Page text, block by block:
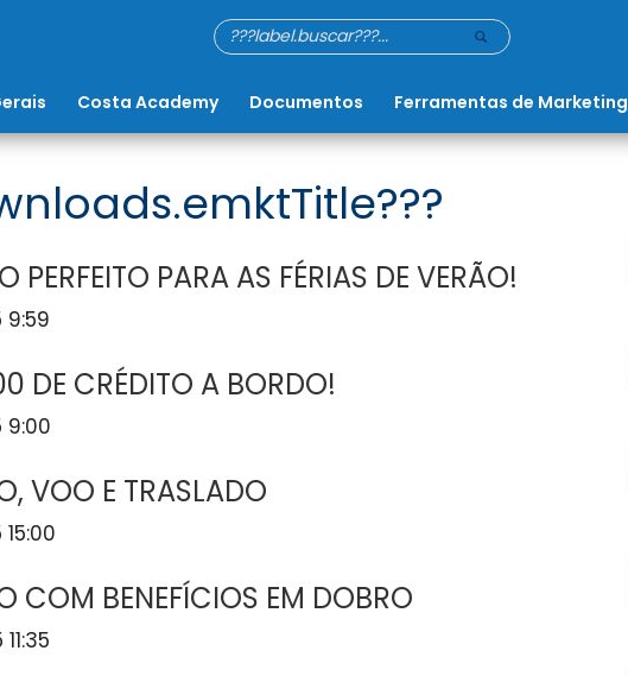
Costa Academy Documentos Ferramentas de Marketing
PERFEITO PARA AS FÉRIAS DE VERÃO!
9:59
DE CRÉDITO A BORDO!
9:00
VOO E TRASLADO
COM BENEFÍCIOS EM DOBRO